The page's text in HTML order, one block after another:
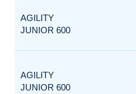
AGILITY
JUNIOR 600
AGILITY
JUNIOR 600